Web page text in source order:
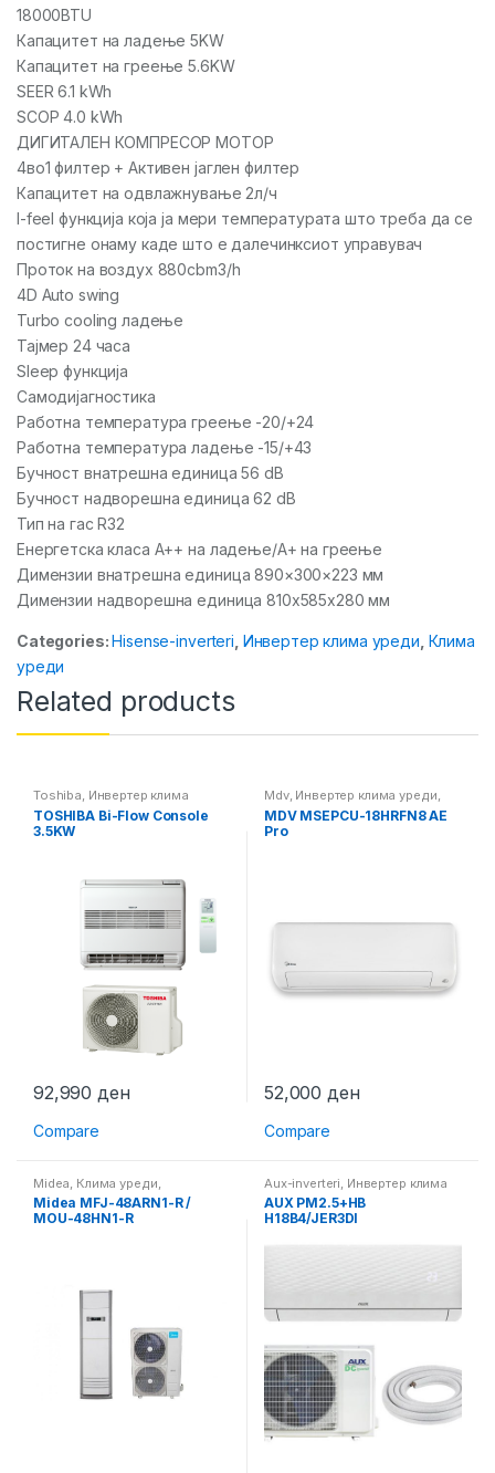
18000BTU
Капацитет на ладење 5KW
Капацитет на греење 5.6KW
SEER 6.1 kWh
SCOP 4.0 kWh
ДИГИТАЛЕН КОМПРЕСОР МОТОР
4во1 филтер + Активен јаглен филтер
Капацитет на одвлажнување 2л/ч
I-feel функција која ја мери температурата што треба да се
постигне онаму каде што е далечинксиот управувач
Проток на воздух 880cbm3/h
4D Auto swing
Turbo cooling ладење
Тајмер 24 часа
Sleep функција
Самодијагностика
Работна температура греење -20/+24
Работна температура ладење -15/+43
Бучност внатрешна единица 56 dB
Бучност надворешна единица 62 dB
Тип на гас R32
Енергетска класа А++ на ладење/А+ на греење
Димензии внатрешна единица 890×300×223 мм
Димензии надворешна единица 810x585x280 мм
Categories:Hisense-inverteri Инвертер клима уреди Клима
уреди
Related products
Toshiba, Инвертер клима
уреди,Клима уреди
TOSHIBA Bi-Flow Console
3.5KW
92,990ден
Compare
Mdv, Инвертер клима уреди,
Клима уреди
MDV MSEPCU-18HRFN8 AE
Pro
52,000ден
Compare
Midea Клима уреди
Самостоечки клима уреди
Midea MFJ-48ARN1-R /
MOU-48HN1-R
Aux-inverteri Инвертер клима
уреди,Клима уреди
AUX PM2.5+HB
H18B4/JER3DI